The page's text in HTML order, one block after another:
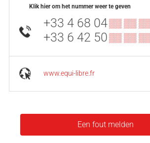
Klik hier om het nummer weer te geven
+33 4 68 04▒▒ ▒▒
+33 6 42 50▒▒ ▒▒
www.equi-libre.fr
Een fout melden